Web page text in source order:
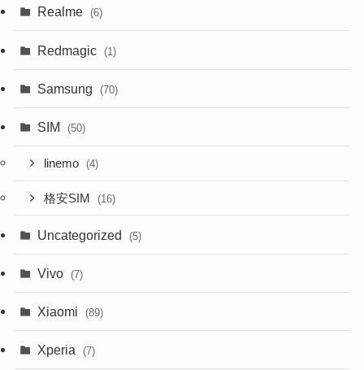
Realme (6)
Redmagic (1)
Samsung (70)
SIM (50)
linemo (4)
格安SIM (16)
Uncategorized (5)
Vivo (7)
Xiaomi (89)
Xperia (7)